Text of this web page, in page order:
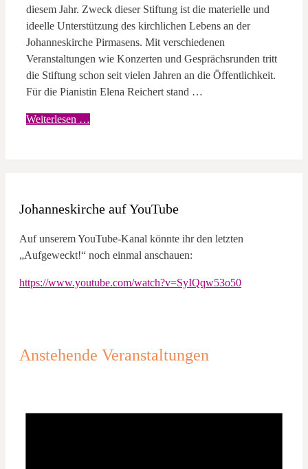
diesem Jahr. Zweck dieser Stiftung ist die materielle und
ideelle Unterstützung des kirchlichen Lebens an der
Johanneskirche Pirmasens. Mit verschiedenen
Veranstaltungen wie Konzerten und Gesprächsrunden tritt
die Stiftung schon seit vielen Jahren an die Öffentlichkeit.
Für die Pianistin Elena Reichert stand …
Weiterlesen …
Johanneskirche auf YouTube
Auf unserem YouTube-Kanal könnte ihr den letzten
„Aufgeweckt!“ noch einmal anschauen:
https://www.youtube.com/watch?v=SyIQqw53o50
Anstehende Veranstaltungen